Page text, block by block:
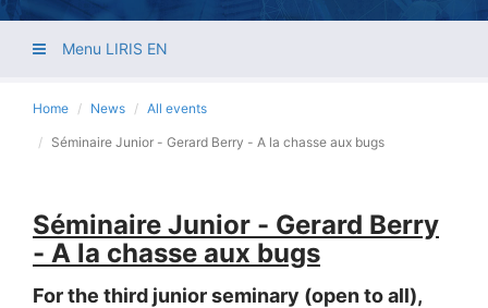
Menu LIRIS EN
Home News All events
Séminaire Junior - Gerard Berry - A la chasse aux bugs
Séminaire Junior - Gerard Berry
- A la chasse aux bugs
For the third junior seminary (open to all),